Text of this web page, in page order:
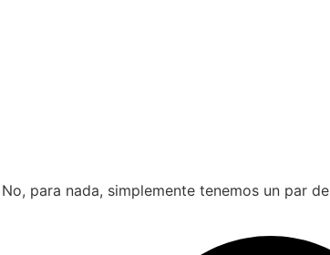
para nada, simplemente tenemos un par de